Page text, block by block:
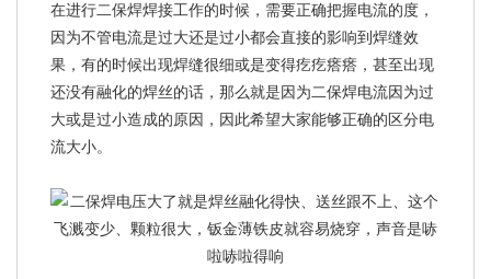
在进行二保焊焊接工作的时候，需要正确把握电流的度，
因为不管电流是过大还是过小都会直接的影响到焊缝效
果，有的时候出现焊缝很细或是变得疙疙瘩瘩，甚至出现
还没有融化的焊丝的话，那么就是因为二保焊电流因为过
大或是过小造成的原因，因此希望大家能够正确的区分电
流大小。